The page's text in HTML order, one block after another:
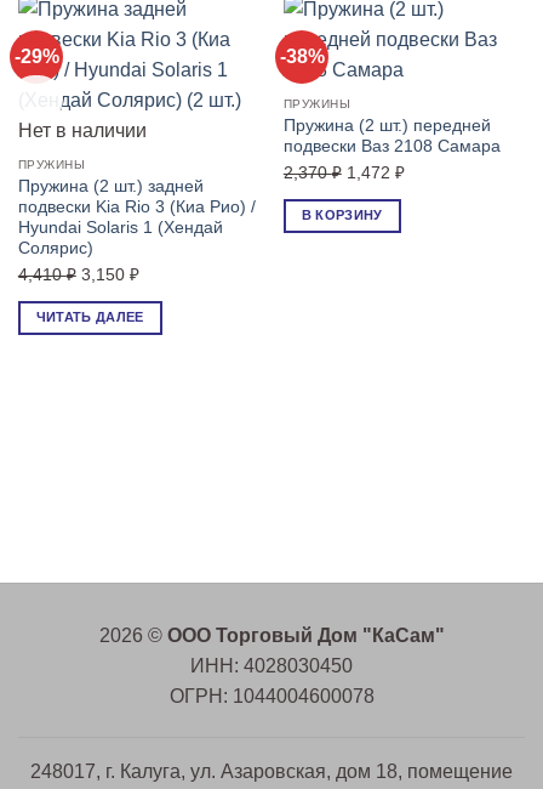
-29%
Нет в наличии
ПРУЖИНЫ
Пружина (2 шт.) задней
подвески Kia Rio 3 (Киа Рио) /
Hyundai Solaris 1 (Хендай
Солярис)
4,410₽ Первоначальная
цена
составляла
3,150 ₽Текущая
цена:
3,150 ₽.
ЧИТАТЬ ДАЛЕЕ
-38%
ПРУЖИНЫ
Пружина (2 шт.) передней
подвески Ваз 2108 Самара
2,370₽ Первоначальная
цена
составляла
1,472 ₽Текущая
В КОРЗИНУ
2026 © ООО Торговый Дом "КаСам"
ИНН: 4028030450
ОГРН: 1044004600078
248017, г. Калуга, ул. Азаровская, дом 18, помещение